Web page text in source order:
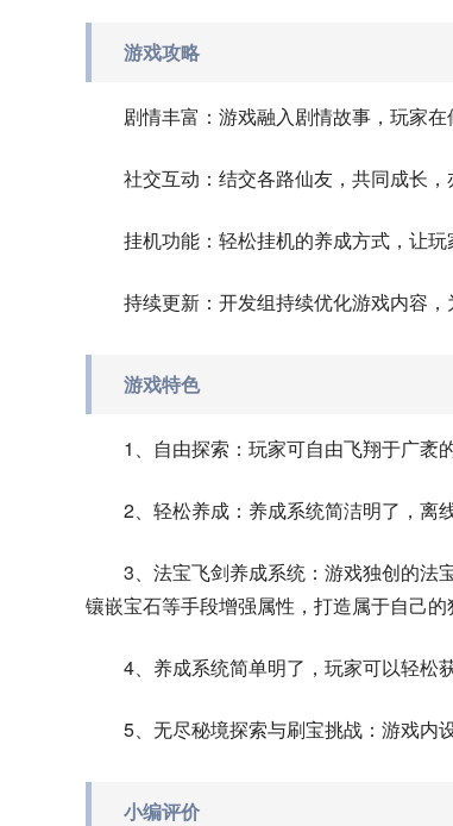
游戏攻略
剧情丰富：游戏融入剧情故事，玩家在
社交互动：结交各路仙友，共同成长，
挂机功能：轻松挂机的养成方式，让玩
持续更新：开发组持续优化游戏内容，
游戏特色
1、自由探索：玩家可自由飞翔于广袤
2、轻松养成：养成系统简洁明了，离
3、法宝飞剑养成系统：游戏独创的法
镶嵌宝石等手段增强属性，打造属于自己
4、养成系统简单明了，玩家可以轻松
5、无尽秘境探索与刷宝挑战：游戏内
小编评价